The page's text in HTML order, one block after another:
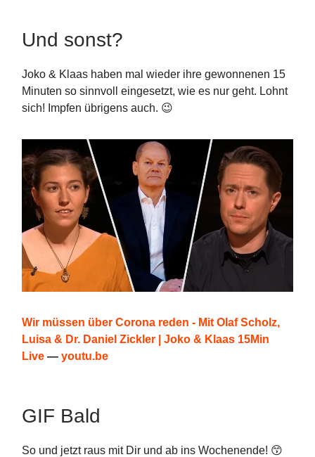
Und sonst?
Joko & Klaas haben mal wieder ihre gewonnenen 15
Minuten so sinnvoll eingesetzt, wie es nur geht. Lohnt
sich! Impfen übrigens auch. 😉
Wir müssen über Corona reden - Mit Olaf Scholz,
Luisa & Dr. Daniel Zickler | Joko & Klaas 15Min
Live — youtu.be
GIF Bald
So und jetzt raus mit Dir und ab ins Wochenende! 😙